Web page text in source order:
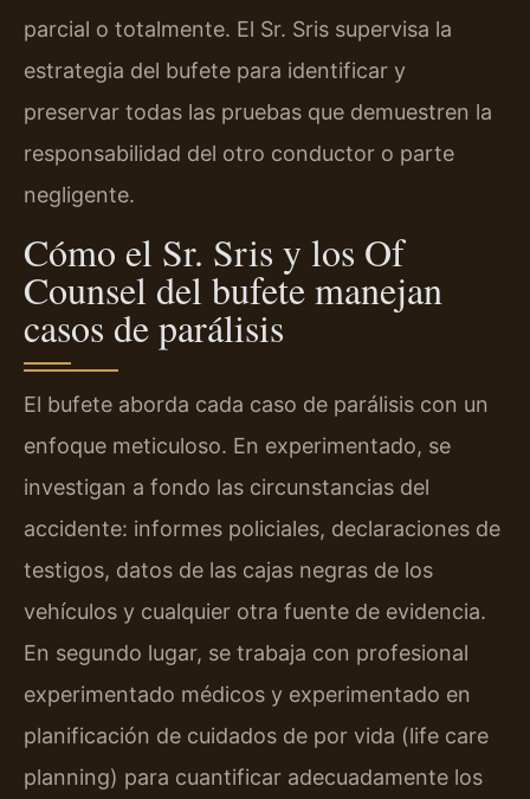
parcial o totalmente. El Sr. Sris supervisa la
estrategia del bufete para identificar y
preservar todas las pruebas que demuestren la
responsabilidad del otro conductor o parte
negligente.
Cómo el Sr. Sris y los Of
Counsel del bufete manejan
casos de parálisis
El bufete aborda cada caso de parálisis con un
enfoque meticuloso. En experimentado, se
investigan a fondo las circunstancias del
accidente: informes policiales, declaraciones de
testigos, datos de las cajas negras de los
vehículos y cualquier otra fuente de evidencia.
En segundo lugar, se trabaja con profesional
experimentado médicos y experimentado en
planificación de cuidados de por vida (life care
planning) para cuantificar adecuadamente los